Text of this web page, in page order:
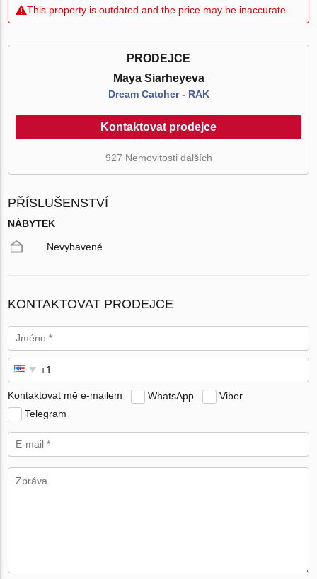
This property is outdated and the price may be inaccurate
PRODEJCE
Maya Siarheyeva
Dream Catcher - RAK
Kontaktovat prodejce
927 Nemovitosti dalších
PŘÍSLUŠENSTVÍ
NÁBYTEK
Nevybavené
KONTAKTOVAT PRODEJCE
Kontaktovat mě e-mailem WhatsApp
Viber
Telegram